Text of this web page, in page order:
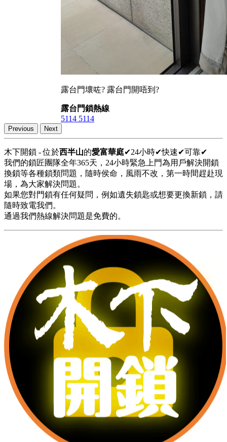
露台門壞咗? 露台門開唔到?
露台門鎖熱線
5114 5114
Previous Next
木下開鎖 - 位於西半山的愛富華庭✔24小時✔快速✔可靠✔
我們的鎖匠團隊全年365天，24小時緊急上門為用戶解決開鎖
換鎖等各種鎖類問題，隨時侯命，風雨不改，第一時間趕赴現
場，為大家解決問題。
如果您對門鎖有任何疑問，例如遺失鎖匙或想要更換新鎖，請
隨時致電我們。
通過我們熱線解決問題是免費的。